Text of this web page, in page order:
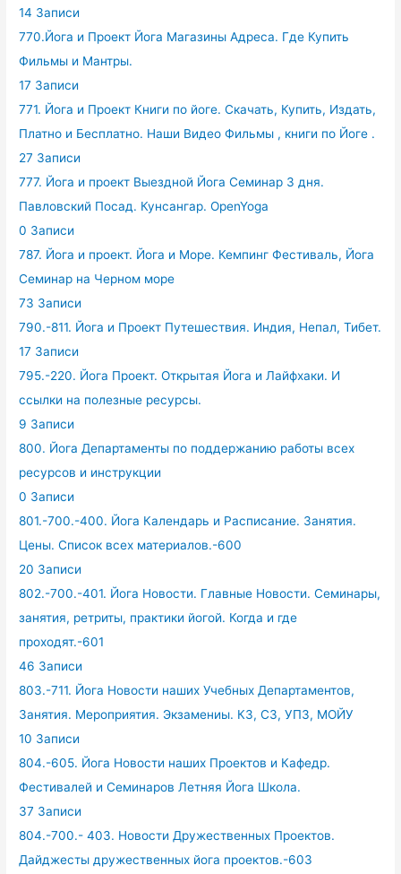
14 Записи
770.Йога и Проект Йога Магазины Адреса. Где Купить
Фильмы и Мантры.
17 Записи
771. Йога и Проект Книги по йоге. Скачать, Купить, Издать,
Платно и Бесплатно. Наши Видео Фильмы , книги по Йоге .
27 Записи
777. Йога и проект Выездной Йога Семинар 3 дня.
Павловский Посад. Кунсангар. OpenYoga
0 Записи
787. Йога и проект. Йога и Море. Кемпинг Фестиваль, Йога
Семинар на Черном море
73 Записи
790.-811. Йога и Проект Путешествия. Индия, Непал, Тибет.
17 Записи
795.-220. Йога Проект. Открытая Йога и Лайфхаки. И
ссылки на полезные ресурсы.
9 Записи
800. Йога Департаменты по поддержанию работы всех
ресурсов и инструкции
0 Записи
801.-700.-400. Йога Календарь и Расписание. Занятия.
Цены. Список всех материалов.-600
20 Записи
802.-700.-401. Йога Новости. Главные Новости. Семинары,
занятия, ретриты, практики йогой. Когда и где
проходят.-601
46 Записи
803.-711. Йога Новости наших Учебных Департаментов,
Занятия. Мероприятия. Экзамениы. КЗ, СЗ, УПЗ, МОЙУ
10 Записи
804.-605. Йога Новости наших Проектов и Кафедр.
Фестивалей и Семинаров Летняя Йога Школа.
37 Записи
804.-700.- 403. Новости Дружественных Проектов.
Дайджесты дружественных йога проектов.-603